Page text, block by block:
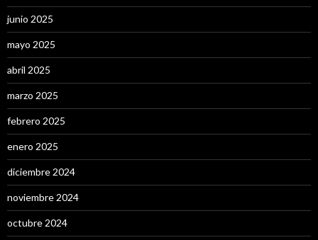
junio 2025
mayo 2025
abril 2025
marzo 2025
febrero 2025
enero 2025
diciembre 2024
noviembre 2024
octubre 2024